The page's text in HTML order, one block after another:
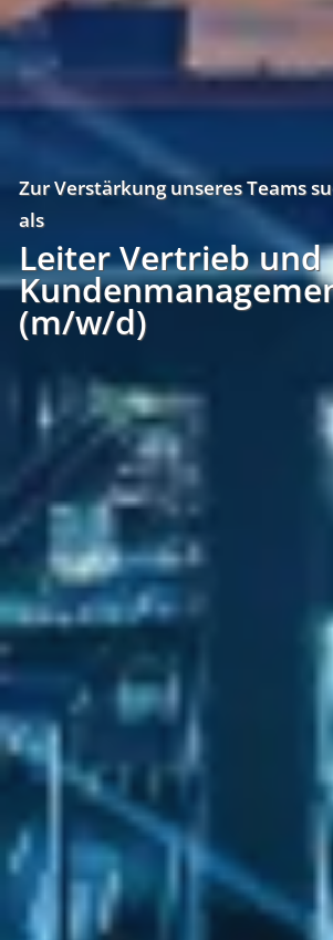
Zur Verstärkung unseres Teams
als
Leiter Vertrieb und
(m/w/d)